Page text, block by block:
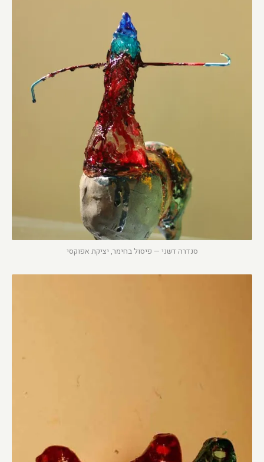
סנדרה דשני — פיסול בחימר, יציקת אפוקסי